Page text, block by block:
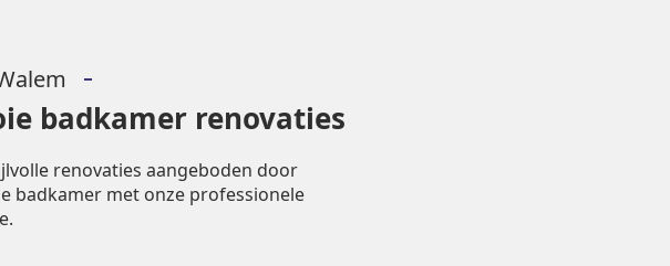
badkamer renovaties
renovaties aangeboden door
badkamer met onze professionele